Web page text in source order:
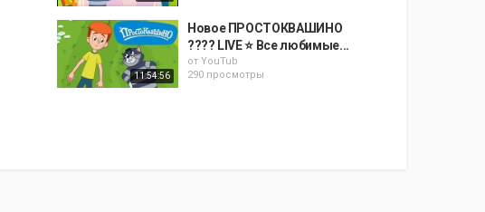
11:54:56
Новое ПРОСТОКВАШИНО
???? LIVE ⭐ Все любимые...
от YouTub
290 просмотры